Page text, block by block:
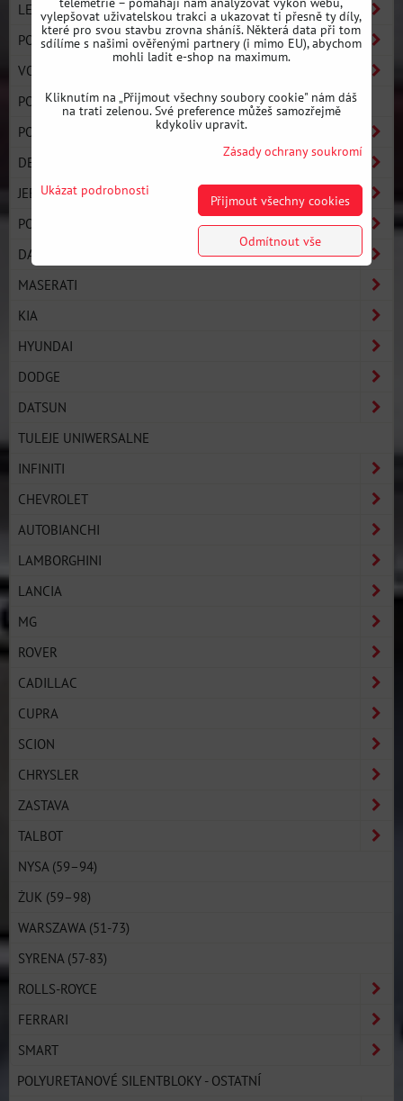
LEXUS
PORSCHE
VOLVO
PODUSZKI SILNIKA
PONTIAC
DE TOMASO
JEEP
POLONEZ
DACIA
MASERATI
KIA
HYUNDAI
DODGE
DATSUN
TULEJE UNIWERSALNE
INFINITI
CHEVROLET
AUTOBIANCHI
LAMBORGHINI
LANCIA
MG
ROVER
CADILLAC
CUPRA
SCION
CHRYSLER
ZASTAVA
TALBOT
NYSA (59–94)
ŻUK (59–98)
WARSZAWA (51-73)
SYRENA (57-83)
ROLLS-ROYCE
FERRARI
SMART
POLYURETANOVÉ SILENTBLOKY - OSTATNÍ
vylepšovat uživatelskou trakci a ukazovat ti přesně ty díly,
které pro svou stavbu zrovna sháníš. Některá data při tom
sdílíme s našimi ověřenými partnery (i mimo EU), abychom
mohli ladit e-shop na maximum.
Kliknutím na „Přijmout všechny soubory cookie" nám dáš
na trati zelenou. Své preference můžeš samozřejmě
kdykoliv upravit.
Zásady ochrany soukromí
Ukázat podrobnosti
Přijmout všechny cookies
Odmítnout vše